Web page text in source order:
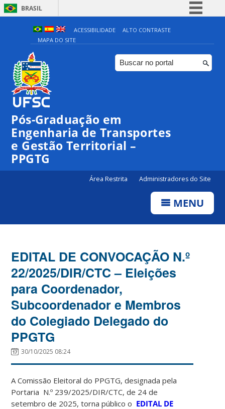
BRASIL
Simplifique!
Comunica BR
Participe
ACESSIBILIDADE
ALTO CONTRASTE
MAPA DO SITE
Pós-Graduação em
Engenharia de Transportes
e Gestão Territorial –
PPGTG
Área Restrita Administradores do Site
MENU
EDITAL DE CONVOCAÇÃO N.º
22/2025/DIR/CTC – Eleições
para Coordenador,
Subcoordenador e Membros
do Colegiado Delegado do
PPGTG
30/10/2025 08:24
A Comissão Eleitoral do PPGTG, designada pela
Portaria N.º 239/2025/DIR/CTC, de 24 de
setembro de 2025, torna público o EDITAL DE